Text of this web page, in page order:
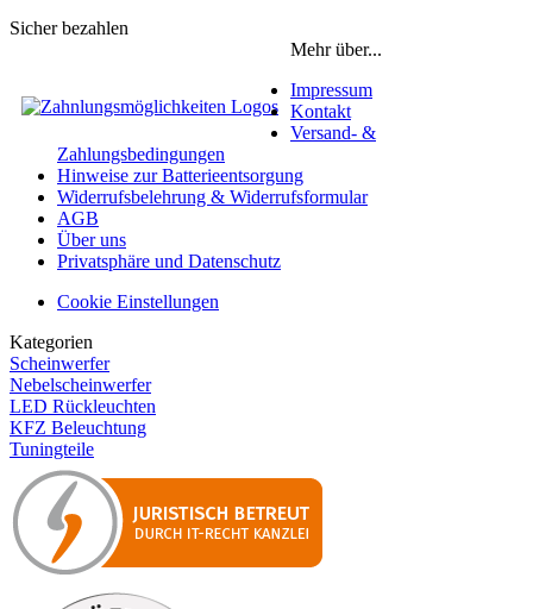
Sicher bezahlen
Mehr über...
Impressum
Kontakt
Versand- &
Zahlungsbedingungen
Hinweise zur Batterieentsorgung
Widerrufsbelehrung & Widerrufsformular
AGB
Über uns
Privatsphäre und Datenschutz
Cookie Einstellungen
Kategorien
Scheinwerfer
Nebelscheinwerfer
LED Rückleuchten
KFZ Beleuchtung
Tuningteile